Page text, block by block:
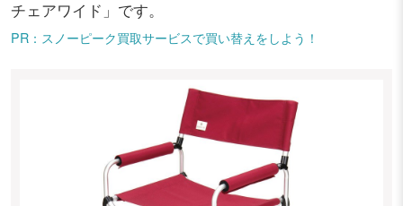
チェアワイド」です。
PR：スノーピーク買取サービスで買い替えをしよう！